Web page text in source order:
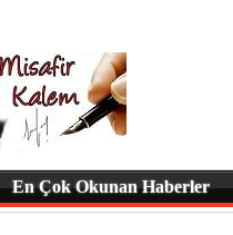
En Çok Okunan Haberler